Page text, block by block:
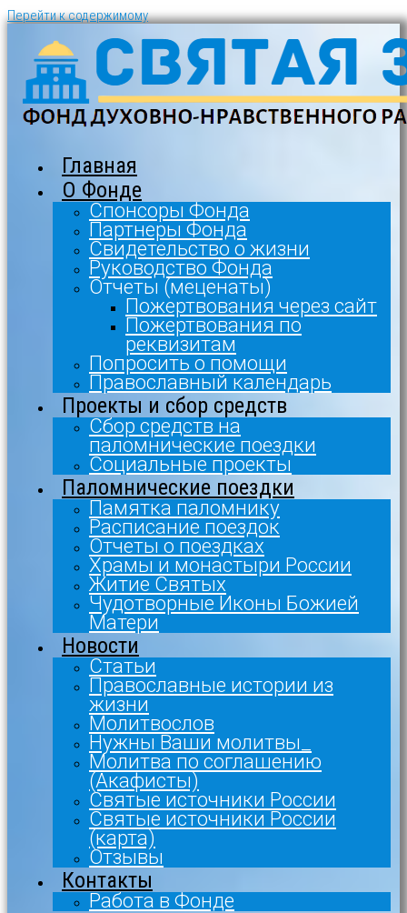
Перейти к содержимому
Главная
О Фонде
Спонсоры Фонда
Партнеры Фонда
Свидетельство о жизни
Руководство Фонда
Отчеты (меценаты)
Пожертвования через сайт
Пожертвования по
реквизитам
Попросить о помощи
Православный календарь
Проекты и сбор средств
Сбор средств на
паломнические поездки
Социальные проекты
Паломнические поездки
Памятка паломнику
Расписание поездок
Отчеты о поездках
Храмы и монастыри России
Житие Святых
Чудотворные Иконы Божией
Матери
Новости
Статьи
Православные истории из
жизни
Молитвослов
Нужны Ваши молитвы_
Молитва по соглашению
(Акафисты)
Святые источники России
Святые источники России
(карта)
Отзывы
Контакты
Работа в Фонде